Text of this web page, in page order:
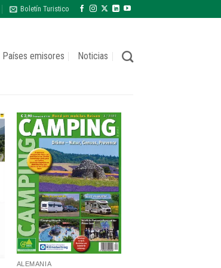
Boletín Turistico
Países emisores Noticias
ALEMANIA